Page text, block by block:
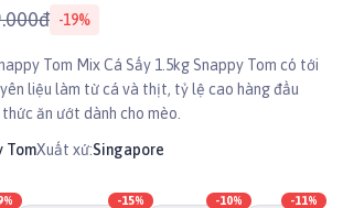
-19%
Tom Mix Cá Sấy 1.5kg Snappy Tom có tới
liệu làm từ cá và thịt, tỷ lệ cao hàng đầu
ăn ướt dành cho mèo.
TomXuất xứ:Singapore
% -15% -10% -11%